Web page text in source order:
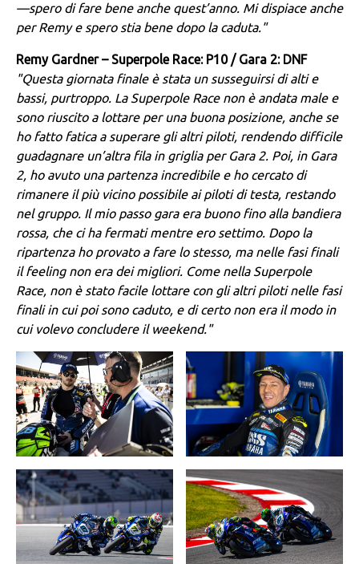
—spero di fare bene anche quest’anno. Mi dispiace anche
per Remy e spero stia bene dopo la caduta."
Remy Gardner – Superpole Race: P10 / Gara 2: DNF
"Questa giornata finale è stata un susseguirsi di alti e
bassi, purtroppo. La Superpole Race non è andata male e
sono riuscito a lottare per una buona posizione, anche se
ho fatto fatica a superare gli altri piloti, rendendo difficile
guadagnare un’altra fila in griglia per Gara 2. Poi, in Gara
2, ho avuto una partenza incredibile e ho cercato di
rimanere il più vicino possibile ai piloti di testa, restando
nel gruppo. Il mio passo gara era buono fino alla bandiera
rossa, che ci ha fermati mentre ero settimo. Dopo la
ripartenza ho provato a fare lo stesso, ma nelle fasi finali
il feeling non era dei migliori. Come nella Superpole
Race, non è stato facile lottare con gli altri piloti nelle fasi
finali in cui poi sono caduto, e di certo non era il modo in
cui volevo concludere il weekend."